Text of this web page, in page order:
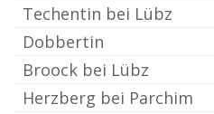
Techentin bei Lübz
Dobbertin
Broock bei Lübz
Herzberg bei Parchim